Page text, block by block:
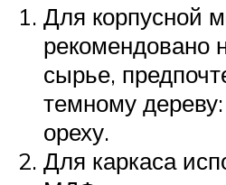
Для корпусной
рекомендовано
сырье,
темному
ореху.
Для каркаса